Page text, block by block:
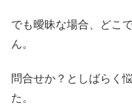
でも曖昧な場合、どこ
ん。
問合せか？としばらく
た。